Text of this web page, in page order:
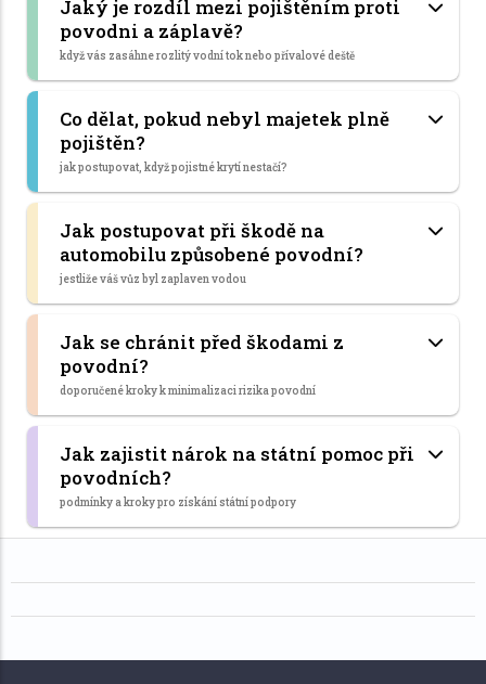
Jaký je rozdíl mezi pojištěním proti
povodni a záplavě?
když vás zasáhne rozlitý vodní tok nebo přívalové deště
Co dělat, pokud nebyl majetek plně
pojištěn?
jak postupovat, když pojistné krytí nestačí?
Jak postupovat při škodě na
automobilu způsobené povodní?
jestliže váš vůz byl zaplaven vodou
Jak se chránit před škodami z
povodní?
doporučené kroky k minimalizaci rizika povodní
Jak zajistit nárok na státní pomoc při
povodních?
podmínky a kroky pro získání státní podpory